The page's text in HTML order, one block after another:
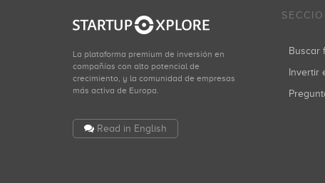
La plataforma premium de inversión en
compañías con alto potencial de
crecimiento, y la comunidad de empresas
más activa de Europa.
Read in English
Invertir